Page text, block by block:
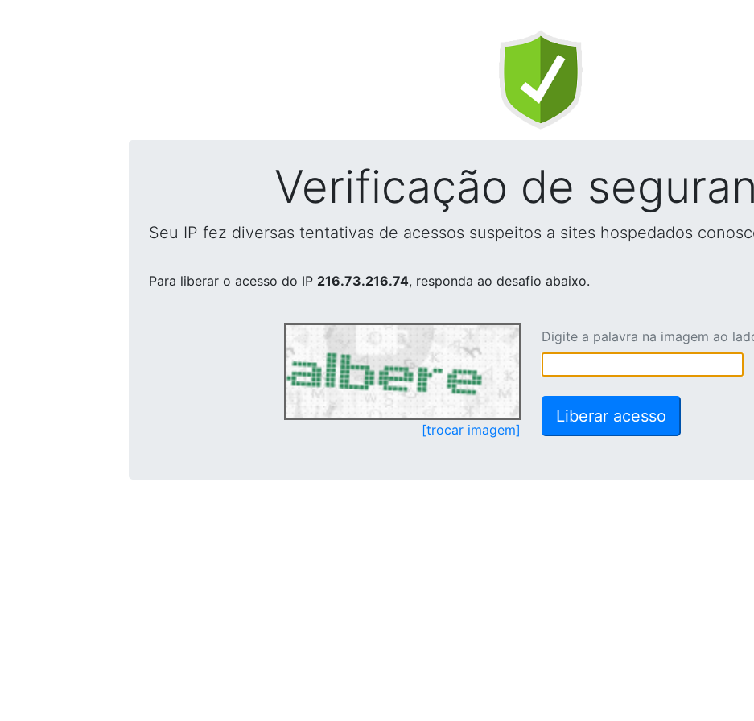
Verificação de
Seu IP fez diversas tentativas de acessos suspeitos a sites hospedados
Para liberar o acesso do IP 216.73.216.74, responda ao desafio abaixo.
[trocar imagem]
Digite a palavra na imagem ao